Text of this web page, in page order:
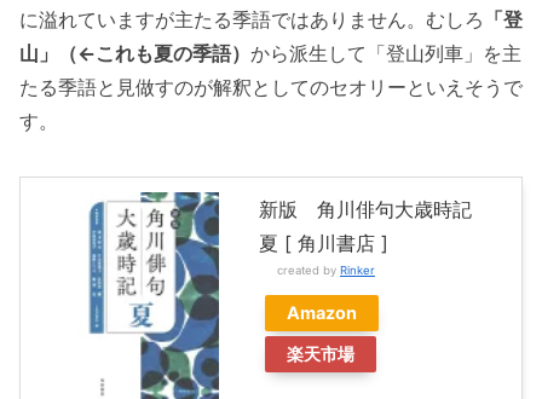
に溢れていますが主たる季語ではありません。むしろ 「登
山」（←これも夏の季語） から派生して「登山列車」を主
たる季語と見做すのが解釈としてのセオリーといえそうで
す。
新版 角川俳句大歳時記
夏 [ 角川書店 ]
created by Rinker
Amazon
楽天市場